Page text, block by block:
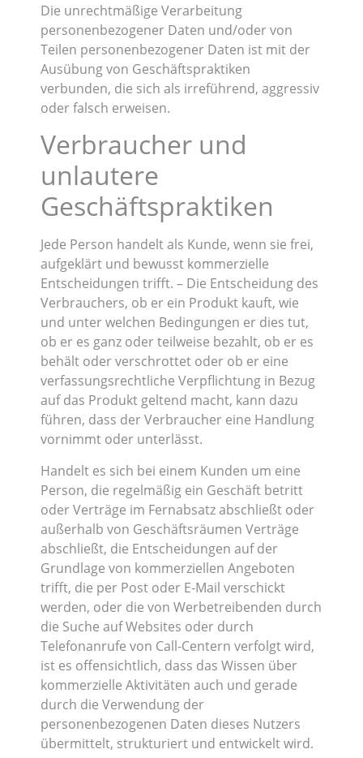
Die unrechtmäßige Verarbeitung
personenbezogener Daten und/oder von
Teilen personenbezogener Daten ist mit der
Ausübung von Geschäftspraktiken
verbunden, die sich als irreführend, aggressiv
oder falsch erweisen.
Verbraucher und
unlautere
Geschäftspraktiken
Jede Person handelt als Kunde, wenn sie frei,
aufgeklärt und bewusst kommerzielle
Entscheidungen trifft. – Die Entscheidung des
Verbrauchers, ob er ein Produkt kauft, wie
und unter welchen Bedingungen er dies tut,
ob er es ganz oder teilweise bezahlt, ob er es
behält oder verschrottet oder ob er eine
verfassungsrechtliche Verpflichtung in Bezug
auf das Produkt geltend macht, kann dazu
führen, dass der Verbraucher eine Handlung
vornimmt oder unterlässt.
Handelt es sich bei einem Kunden um eine
Person, die regelmäßig ein Geschäft betritt
oder Verträge im Fernabsatz abschließt oder
außerhalb von Geschäftsräumen Verträge
abschließt, die Entscheidungen auf der
Grundlage von kommerziellen Angeboten
trifft, die per Post oder E-Mail verschickt
werden, oder die von Werbetreibenden durch
die Suche auf Websites oder durch
Telefonanrufe von Call-Centern verfolgt wird,
ist es offensichtlich, dass das Wissen über
kommerzielle Aktivitäten auch und gerade
durch die Verwendung der
personenbezogenen Daten dieses Nutzers
übermittelt, strukturiert und entwickelt wird.